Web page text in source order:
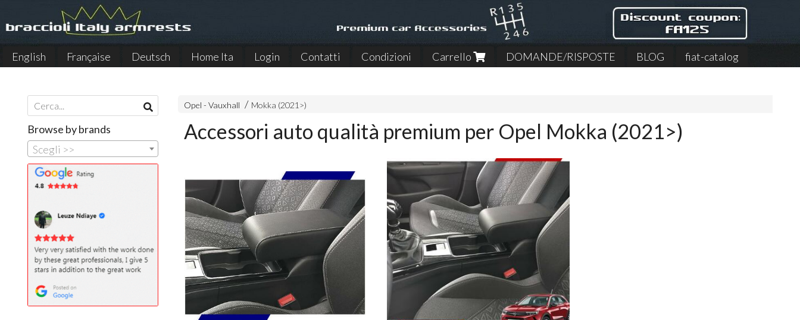
English Française Deutsch Home Ita Login Contatti Condizioni Carrello DOMANDE/RISPOSTE BLOG
fiat-catalog
Opel - Vauxhall Mokka (2021>)
Accessori auto qualità premium per Opel Mokka (2021>)
Browse by brands
Scegli >>